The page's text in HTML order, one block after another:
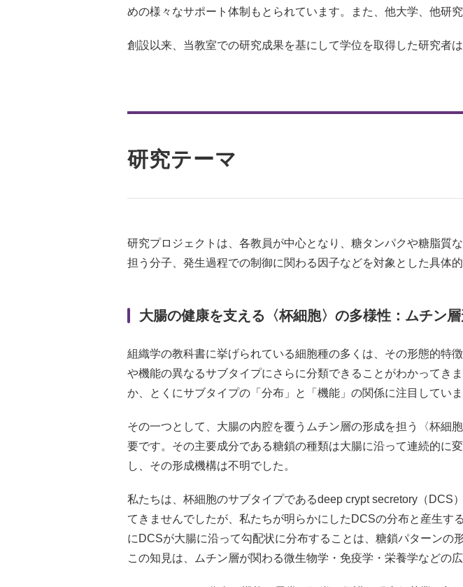
めの様々なサポート体制もとられています。また、他大学、他研
創設以来、当教室での研究成果を基にして学位を取得した研究者
研究テーマ
研究プロジェクトは、各教員が中心となり、糖タンパクや糖脂質
担う分子、発生過程での制御に関わる因子などを対象とした具体
大腸の健康を支える〈杯細胞〉の多様性：ムチン
組織学の教科書に挙げられている細胞種の多くは、その形態的特
や機能の異なるサブタイプにさらに分類できることがわかってき
か、とくにサブタイプの「分布」と「機能」の関係に注目していま
その一つとして、大腸の内腔を覆うムチン層の形成を担う〈杯細
要です。その主要成分である糖鎖の種類は大腸に沿って連続的に
し、その形成機構は不明でした。
私たちは、杯細胞のサブタイプであるdeep crypt secretory（
てきませんでしたが、私たちが明らかにしたDCSの分布と産生す
にDCSが大腸に沿って勾配状に分布することは、糖鎖パターンの
この知見は、ムチン層が関わる微生物学・免疫学・栄養学などの